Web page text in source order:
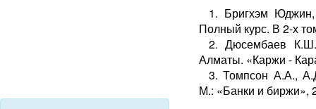
1. Бригхэм
Полный курс. В 2-х
2. Дюсембаев К.Ш.
Алматы. «Каржи -
3. Томпсон А.А.,
М.: «Банки и биржи»,